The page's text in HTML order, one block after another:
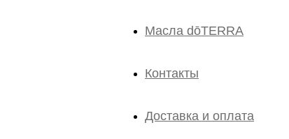
Масла dōTERRA
Контакты
Доставка и оплата